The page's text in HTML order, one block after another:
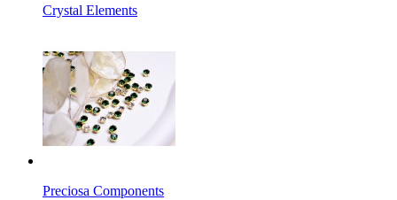
Crystal Elements
Preciosa Components